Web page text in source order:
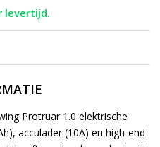
levertijd.
Protruar 1.0 elektrische
acculader (10A) en high-end